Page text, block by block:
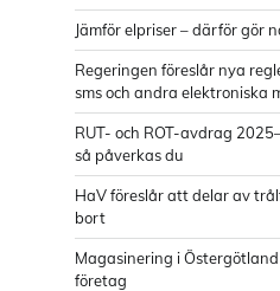
Jämför elpriser – därför gör
Regeringen föreslår nya
sms och andra elektroniska
RUT- och ROT-avdrag
så påverkas du
HaV föreslår att delar av
bort
Magasinering i
företag